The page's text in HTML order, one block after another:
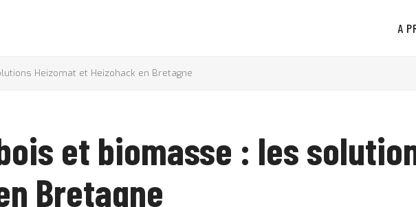
A
Heizomat et Heizohack en Bretagne
et biomasse : les
Bretagne